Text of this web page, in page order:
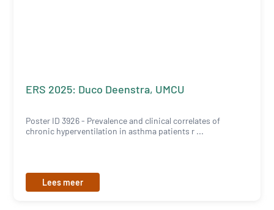
ERS 2025: Duco Deenstra, UMCU
Poster ID 3926 - Prevalence and clinical correlates of
chronic hyperventilation in asthma patients r ...
Lees meer